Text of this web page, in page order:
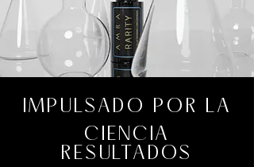
RESULTADOS
IMPULSADO POR LA
CIENCIA